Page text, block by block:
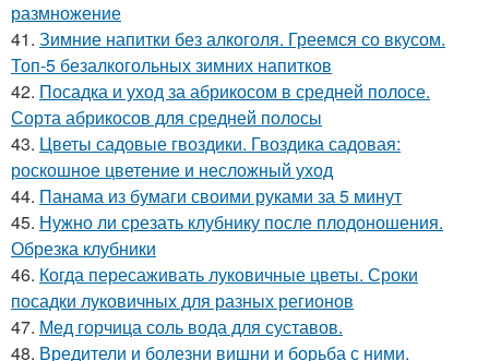
размножение
41. Зимние напитки без алкоголя. Греемся со вкусом.
Топ-5 безалкогольных зимних напитков
42. Посадка и уход за абрикосом в средней полосе.
Сорта абрикосов для средней полосы
43. Цветы садовые гвоздики. Гвоздика садовая:
роскошное цветение и несложный уход
44. Панама из бумаги своими руками за 5 минут
45. Нужно ли срезать клубнику после плодоношения.
Обрезка клубники
46. Когда пересаживать луковичные цветы. Сроки
посадки луковичных для разных регионов
47. Мед горчица соль вода для суставов.
48. Вредители и болезни вишни и борьба с ними.